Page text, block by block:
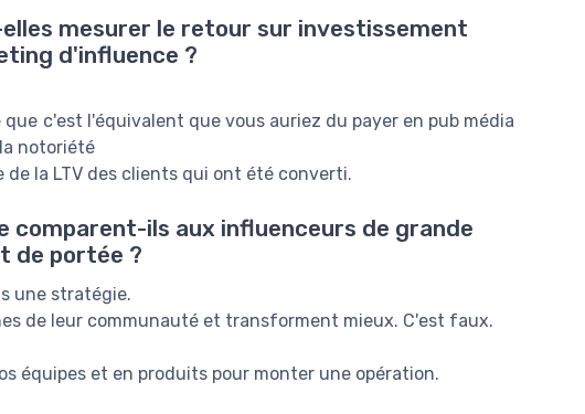
mesurer le retour sur investissement
d'influence ?
c'est l'équivalent que vous auriez du payer en pub média
notoriété
la LTV des clients qui ont été converti.
comparent-ils aux influenceurs de grande
de portée ?
une stratégie.
de leur communauté et transforment mieux. C'est faux.
équipes et en produits pour monter une opération.